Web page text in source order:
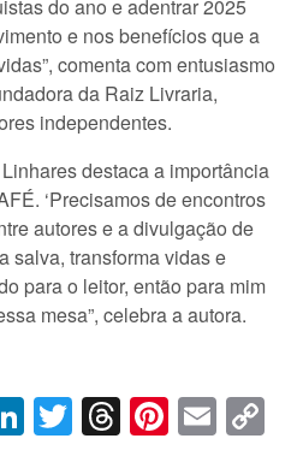
do ano e adentrar 2025
e nos benefícios que a
comenta com entusiasmo
da Raiz Livraria,
independentes.
destaca a importância
‘Precisamos de encontros
autores e a divulgação de
salva, transforma vidas e
para o leitor, então para mim
mesa”, celebra a autora.
LinkedIn
Twitter
Threads